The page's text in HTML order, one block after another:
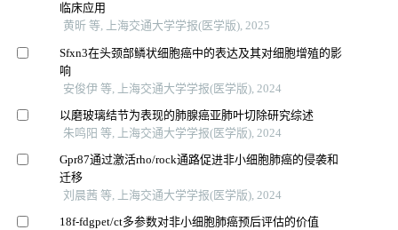
临床应用
黄昕 等, 上海交通大学学报(医学版), 2025
Sfxn3在头颈部鳞状细胞癌中的表达及其对细胞增殖的影
响
安俊伊 等, 上海交通大学学报(医学版), 2024
以磨玻璃结节为表现的肺腺癌亚肺叶切除研究综述
朱鸣阳 等, 上海交通大学学报(医学版), 2024
Gpr87通过激活rho/rock通路促进非小细胞肺癌的侵袭和
迁移
刘晨茜 等, 上海交通大学学报(医学版), 2024
18f-fdgpet/ct多参数对非小细胞肺癌预后评估的价值